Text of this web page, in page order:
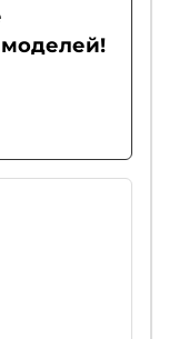
моделей!